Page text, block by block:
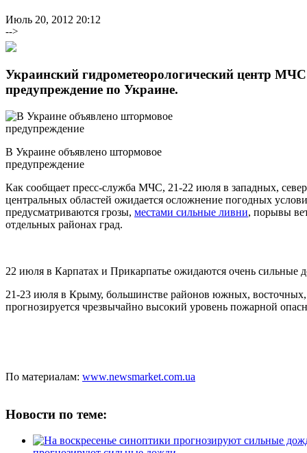
Июль 20, 2012 20:12
-->
Украинский гидрометеорологический центр
предупреждение по Украине.
В Украине объявлено штормовое
предупреждение
Как сообщает пресс-служба МЧС, 21-22 июля в западных,
центральных областей ожидается осложнение погодных
предусматриваются грозы, местами сильные ливни, порывы
отдельных районах град.
22 июля в Карпатах и Прикарпатье ожидаются очень сильные
21-23 июля в Крыму, большинстве районов южных, восточных,
прогнозируется чрезвычайно высокий уровень пожарной
По материалам: www.newsmarket.com.ua
Новости по теме: